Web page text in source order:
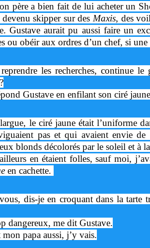
père a bien fait de lui acheter un
skipper sur des Maxis, des
Gustave aurait pu aussi faire un
ou obéir aux ordres d’un chef, si une
les recherches, continue le
Gustave en enfilant son ciré
le ciré jaune était l’uniforme
pas et qui avaient envie de
blonds décolorés par le soleil et à
en étaient folles, sauf moi,
en cachette.
dis-je en croquant dans la tarte
dangereux, me dit Gustave.
papa aussi, j’y vais.